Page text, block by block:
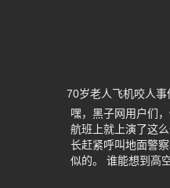
70岁老人飞机咬人事
嘿，黑子网用户们
航班上就上演了这
长赶紧呼叫地面警
似的。 谁能想到高